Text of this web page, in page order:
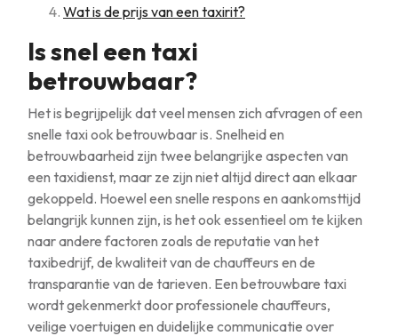
Wat is de prijs van een taxirit?
Is snel een taxi
betrouwbaar?
Het is begrijpelijk dat veel mensen zich afvragen of een
snelle taxi ook betrouwbaar is. Snelheid en
betrouwbaarheid zijn twee belangrijke aspecten van
een taxidienst, maar ze zijn niet altijd direct aan elkaar
gekoppeld. Hoewel een snelle respons en aankomsttijd
belangrijk kunnen zijn, is het ook essentieel om te kijken
naar andere factoren zoals de reputatie van het
taxibedrijf, de kwaliteit van de chauffeurs en de
transparantie van de tarieven. Een betrouwbare taxi
wordt gekenmerkt door professionele chauffeurs,
veilige voertuigen en duidelijke communicatie over